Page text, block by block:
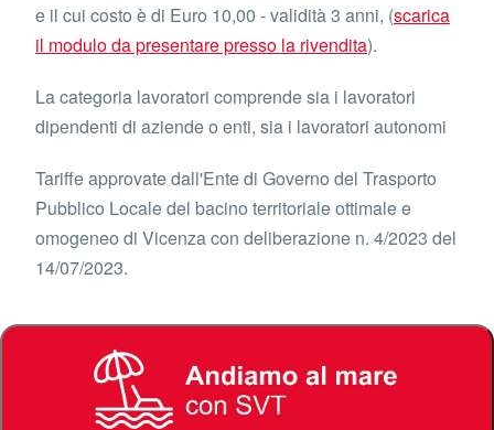
e il cui costo è di Euro 10,00 - validità 3 anni, (scarica
il modulo da presentare presso la rivendita).
La categoria lavoratori comprende sia i lavoratori
dipendenti di aziende o enti, sia i lavoratori autonomi
Tariffe approvate dall'Ente di Governo del Trasporto
Pubblico Locale del bacino territoriale ottimale e
omogeneo di Vicenza con deliberazione n. 4/2023 del
14/07/2023.